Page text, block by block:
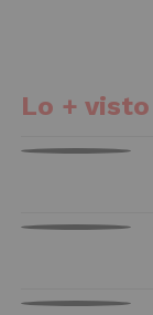
Lo + visto